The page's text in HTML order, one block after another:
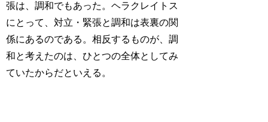
張は、調和でもあった。ヘラクレイトス
にとって、対立・緊張と調和は表裏の関
係にあるのである。相反するものが、調
和と考えたのは、ひとつの全体としてみ
ていたからだといえる。